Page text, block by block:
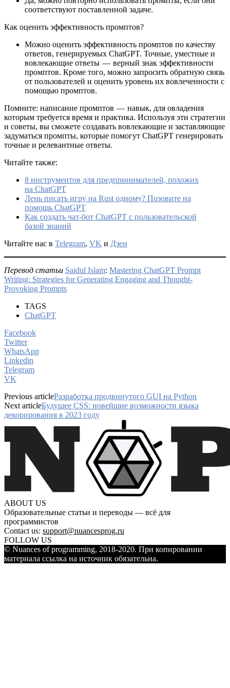
соответствуют поставленной задаче.
Как оценить эффективность промптов?
Можно оценить эффективность промптов по качеству
ответов, генерируемых ChatGPT. Точные, уместные и
вовлекающие ответы — верный знак эффективности
промптов. Кроме того, можно запросить обратную связь
от пользователей и оценить уровень их вовлеченности с
помощью промптов.
Помните: написание промптов — навык, для овладения
которым требуется время и практика. Используя эти стратегии
и советы, вы сможете создавать вовлекающие и заставляющие
задуматься промпты, которые помогут ChatGPT генерировать
точные и релевантные ответы.
Читайте также:
8 инструментов для предпринимателей, похожих
на ChatGPT
Лень писать игру на Rust одному? Позовите на
помощь ChatGPT
Как создать чат-бот ChatGPT с пользовательской
базой знаний
Читайте нас в Telegram, VK и Дзен
Перевод статьи Saidul Islam: Mastering ChatGPT Prompt
Writing: Strategies for Generating Engaging and Thought-
Provoking Prompts
TAGS
ChatGPT
Facebook
Twitter
WhatsApp
Linkedin
Telegram
VK
Previous articleРазработка продвинутого GUI на Python
Next articleБудущее CSS: новейшие возможности языка
декорирования в 2023 году
ABOUT US
Образовательные статьи и переводы — всё для
программистов
Contact us: support@nuancesprog.ru
FOLLOW US
© Nuances of programming, 2018-2020. При копировании
материала ссылка на источник обязательна.